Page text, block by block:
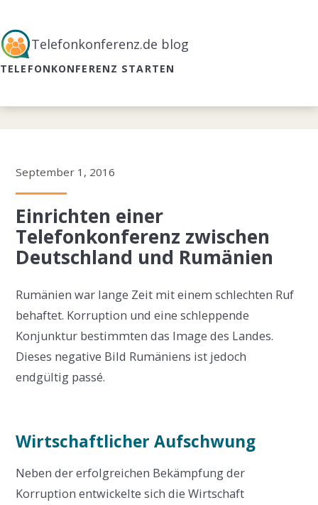
Telefonkonferenz.de blog
TELEFONKONFERENZ STARTEN
September 1, 2016
Einrichten einer
Telefonkonferenz zwischen
Deutschland und Rumänien
Rumänien war lange Zeit mit einem schlechten Ruf
behaftet. Korruption und eine schleppende
Konjunktur bestimmten das Image des Landes.
Dieses negative Bild Rumäniens ist jedoch
endgültig passé.
Wirtschaftlicher Aufschwung
Neben der erfolgreichen Bekämpfung der
Korruption entwickelte sich die Wirtschaft